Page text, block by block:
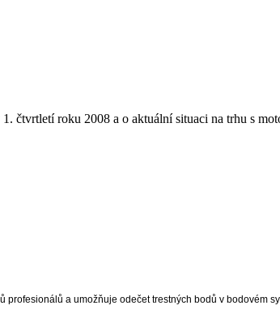
čtvrtletí roku 2008 a o aktuální situaci na trhu s
a umožňuje odečet trestných bodů v bodovém